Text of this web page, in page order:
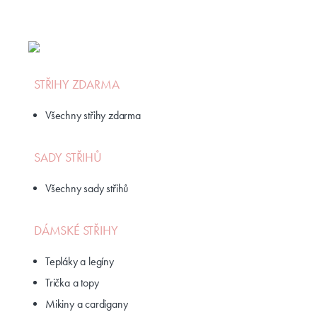
STŘIHY ZDARMA
Všechny střihy zdarma
SADY STŘIHŮ
Všechny sady střihů
DÁMSKÉ STŘIHY
Tepláky a legíny
Trička a topy
Mikiny a cardigany